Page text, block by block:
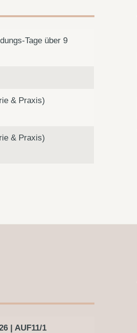
Tage über 9
& Praxis)
& Praxis)
| AUF11/1